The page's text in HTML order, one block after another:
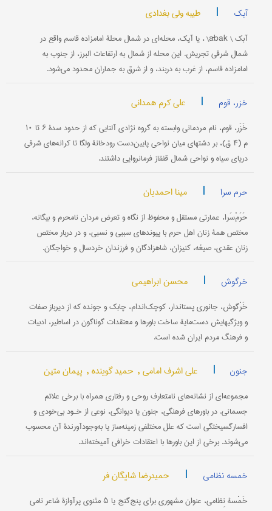
آبک | طیبه ولی بغدادی
آبک \ ābak\ ، یا آپک، محله‌ای در شمال محلۀ امامزاده قاسم واقع در
شمال شرقی تجریش. این محله از شمال به ارتفاعات البرز، از جنوب به
امامزاده قاسم، از غرب به دربند، و از شرق به جماران محدود می‌شود.
خزر، قوم | علی کرم همدانی
خَزَر، قوم، نام مردمانی وابسته به گروه نژادی آلتایی که از حدود سدۀ ۶ تا ۱۰
م (۴ ق)، بر دشتهای میان نواحی پایین‌دست رودخانۀ ولگا تا کرانه‌های شرقی
دریای سیاه و نواحی شمال قفقاز فرمانروایی داشتند.
حرم سرا | مینا احمدیان
حَرَمْ‌سَرا، عمارتی مستقل و محفوظ از نگاه و تعرض مردان نامحرم و بیگانه،
مختص همۀ زنان اهل حرم با پیوندهای سببی و نسبی، و در دربار مختص
زنان عقدی، صیغه، کنیزان، شاهزادگان و فرزندان خردسال و خواجگان.
خرگوش | محسن ابراهیمی
خَرْگوش، جانوری پستاندار، کوچک‌اندام، چابک و جونده که از دیرباز صفات
و ویژگیهایش دست‌مایۀ ساخت باورها و معتقدات گوناگون در اساطیر، ادبیات
و فرهنگ مردم ایران شده است.
جنون | علی اشرف امامی , حمید گوینده , پیمان متین
مجموعه‌ای از نشانه‌های نامتعارف روحی و رفتاری همراه با برخی علائم
جسمانی. در باورهای فرهنگی، جنون یا دیوانگی، نوعی از خـود بی‌خودی و
افسارگسیختگی است که علل مختلفی زمینه‌ساز یا به‌وجود‌آورندۀ آن محسوب
می‌شوند. برخی از این باورها با اعتقادات خرافی آمیخته‌اند.
خمسه نظامی | حمیدرضا شایگان فر
خَمْسۀ نِظامی، عنوان مشهوری برای پنج‌گنج یا ۵ مثنوی پرآوازۀ شاعر نامی